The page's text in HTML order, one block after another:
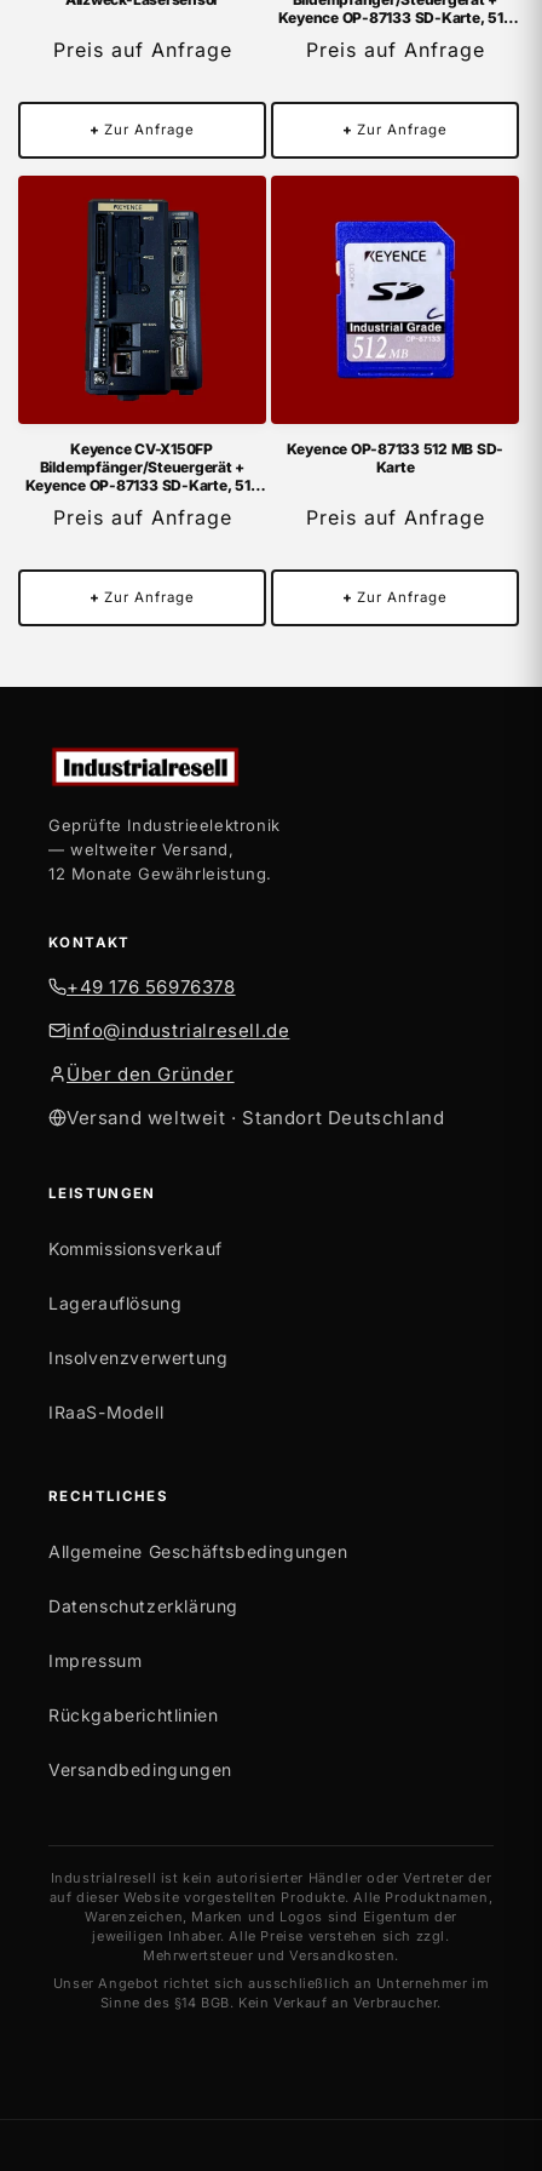
Preis auf Anfrage
+ Zur Anfrage
Keyence OP-87133 SD-Karte, 512
Preis auf Anfrage
+ Zur Anfrage
Keyence CV-X150FP
Bildempfänger/Steuergerät +
Keyence OP-87133 SD-Karte, 512
Preis auf Anfrage
+ Zur Anfrage
Keyence OP-87133 512 MB SD-
Karte
Preis auf Anfrage
+ Zur Anfrage
Geprüfte Industrieelektronik
— weltweiter Versand,
12 Monate Gewährleistung.
KONTAKT
+49 176 56976378
info@industrialresell.de
Über den Gründer
Versand weltweit · Standort Deutschland
LEISTUNGEN
Kommissionsverkauf
Lagerauflösung
Insolvenzverwertung
IRaaS-Modell
RECHTLICHES
Allgemeine Geschäftsbedingungen
Datenschutzerklärung
Impressum
Rückgaberichtlinien
Versandbedingungen
Industrialresell ist kein autorisierter Händler oder Vertreter der
auf dieser Website vorgestellten Produkte. Alle Produktnamen,
Warenzeichen, Marken und Logos sind Eigentum der
jeweiligen Inhaber. Alle Preise verstehen sich zzgl.
Mehrwertsteuer und Versandkosten.
Unser Angebot richtet sich ausschließlich an Unternehmer im
Sinne des §14 BGB. Kein Verkauf an Verbraucher.